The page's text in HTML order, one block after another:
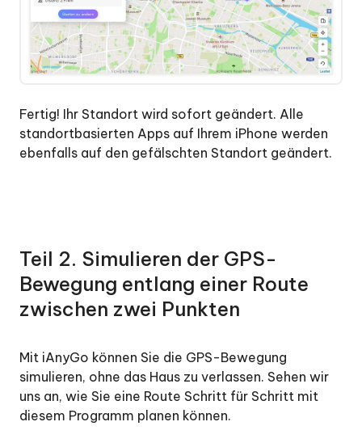
Fertig! Ihr Standort wird sofort geändert. Alle
standortbasierten Apps auf Ihrem iPhone werden
ebenfalls auf den gefälschten Standort geändert.
Teil 2. Simulieren der GPS-
Bewegung entlang einer Route
zwischen zwei Punkten
Mit iAnyGo können Sie die GPS-Bewegung
simulieren, ohne das Haus zu verlassen. Sehen wir
uns an, wie Sie eine Route Schritt für Schritt mit
diesem Programm planen können.